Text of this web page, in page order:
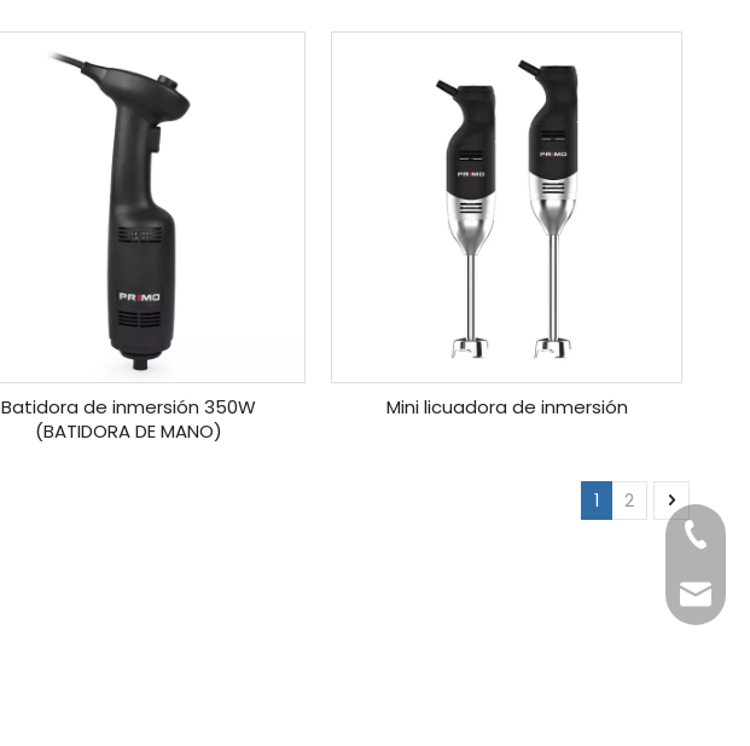
Batidora de inmersión 350W
(BATIDORA DE MANO)
Mini licuadora de inmersión
1 2
+86-